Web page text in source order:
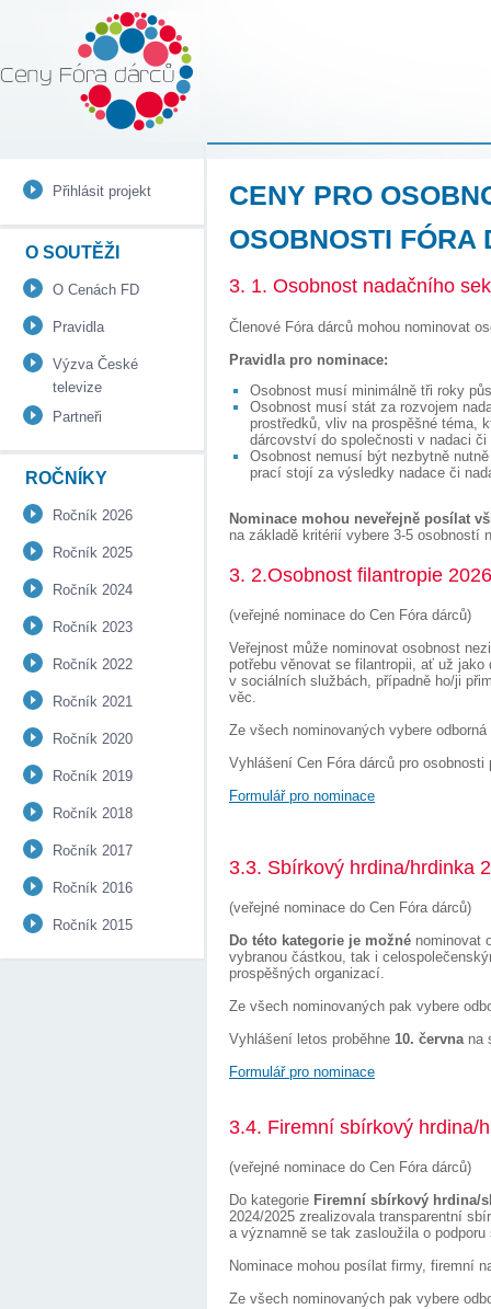
Ceny Fóra Dárců |
Spoleďż˝enskďż˝ odpovďż˝dnost
Přihlásit projekt
O SOUTĚŽI
O Cenách FD
Pravidla
Výzva České
televize
Partneři
ROČNÍKY
Ročník 2026
Ročník 2025
Ročník 2024
Ročník 2023
Ročník 2022
Ročník 2021
Ročník 2020
Ročník 2019
Ročník 2018
Ročník 2017
Ročník 2016
Ročník 2015
CENY PRO
OSOBNOSTI FÓRA
3. 1. Osobnost nadačního
Členové Fóra dárců mohou nominovat
Pravidla pro nominace:
Osobnost musí minimálně tři roky
Osobnost musí stát za rozvojem
prostředků, vliv na prospěšné téma,
dárcovství do společnosti v nadaci či
Osobnost nemusí být nezbytně
prací stojí za výsledky nadace či
Nominace mohou neveřejně posílat
na základě kritérií vybere 3-5 osobností
3. 2.Osobnost filantropie 2026
(veřejné nominace do Cen Fóra dárců)
Veřejnost může nominovat osobnost
potřebu věnovat se filantropii, ať už
v sociálních službách, případně ho/ji
věc.
Ze všech nominovaných vybere
Vyhlášení Cen Fóra dárců pro
Formulář pro nominace
3.3. Sbírkový hrdina/hrdinka
(veřejné nominace do Cen Fóra dárců)
Do této kategorie je možné nominovat
vybranou částkou, tak i
prospěšných organizací.
Ze všech nominovaných pak vybere
Vyhlášení letos proběhne 10. června na
Formulář pro nominace
3.4. Firemní sbírkový hrdina/
(veřejné nominace do Cen Fóra dárců)
Do kategorie Firemní sbírkový hrdina/
2024/2025 zrealizovala transparentní
a významně se tak zasloužila o
Nominace mohou posílat firmy, firemní
Ze všech nominovaných pak vybere